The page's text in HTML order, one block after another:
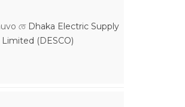
তে Dhaka Electric Supply
(DESCO)